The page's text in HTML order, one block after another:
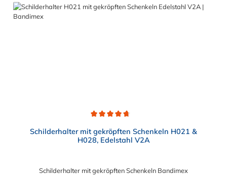
Schilderhalter mit gekröpften Schenkeln H021 &
H028, Edelstahl V2A
Schilderhalter mit gekröpften Schenkeln Bandimex